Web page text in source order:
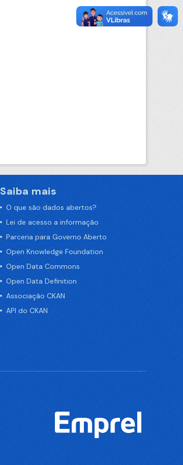
Saiba mais
O que são dados abertos?
Lei de acesso a informação
Parceria para Governo Aberto
Open Knowledge Foundation
Open Data Commons
Open Data Definition
Associação CKAN
API do CKAN